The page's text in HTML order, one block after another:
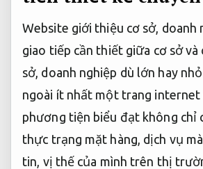
Website giới thiệu cơ sở, doanh
giao tiếp cần thiết giữa cơ sở và
sở, doanh nghiệp dù lớn hay
ngoài ít nhất một trang internet
phương tiện biểu đạt không chỉ
thực trạng mặt hàng, dịch vụ
tin, vị thế của mình trên thị